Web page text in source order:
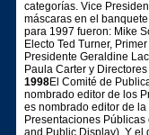
categorías. Vice
máscaras en el
para 1997 fueron: Mike
Electo Ted Turner,
Presidente Geraldine
Paula Carter y
1998El Comité de
nombrado editor de los
es nombrado editor de
Presentaciones